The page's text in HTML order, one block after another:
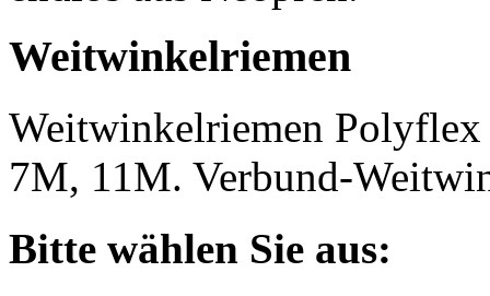
Weitwinkelriemen
Weitwinkelriemen
7M, 11M. Verbund-
Bitte wählen Sie aus: